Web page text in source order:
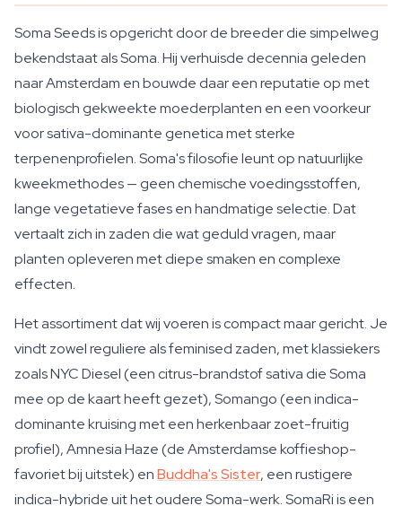
Soma Seeds is opgericht door de breeder die simpelweg
bekendstaat als Soma. Hij verhuisde decennia geleden
naar Amsterdam en bouwde daar een reputatie op met
biologisch gekweekte moederplanten en een voorkeur
voor sativa-dominante genetica met sterke
terpenenprofielen. Soma's filosofie leunt op natuurlijke
kweekmethodes — geen chemische voedingsstoffen,
lange vegetatieve fases en handmatige selectie. Dat
vertaalt zich in zaden die wat geduld vragen, maar
planten opleveren met diepe smaken en complexe
effecten.
Het assortiment dat wij voeren is compact maar gericht. Je
vindt zowel reguliere als feminised zaden, met klassiekers
zoals NYC Diesel (een citrus-brandstof sativa die Soma
mee op de kaart heeft gezet), Somango (een indica-
dominante kruising met een herkenbaar zoet-fruitig
profiel), Amnesia Haze (de Amsterdamse koffieshop-
favoriet bij uitstek) enBuddha's Sister, een rustigere
indica-hybride uit het oudere Soma-werk. SomaRi is een